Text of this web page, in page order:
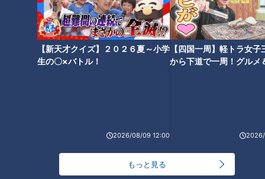
【新天才クイズ】２０２６夏～小学
生の〇×バトル！
2026/08/09 12:00
【四国一周】軽トラ女子
から下道で一周！グルメ
もっと見る
さ”もきっかけに！発症前のキケンなサインと対処